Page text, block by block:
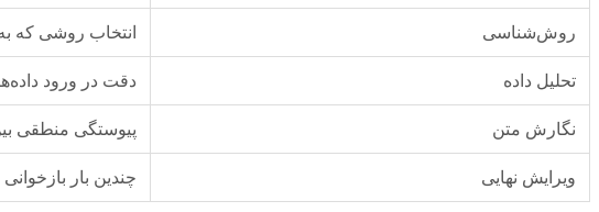
روش‌شناسی انتخاب روشی که
تحلیل داده دقت در ورود
نگارش متن پیوستگی منطقی
ویرایش نهایی چندین بار